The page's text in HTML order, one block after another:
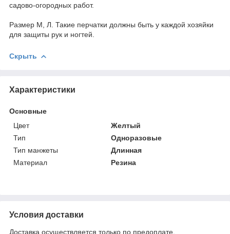
садово-огородных работ.
Размер М, Л. Такие перчатки должны быть у каждой хозяйки
для защиты рук и ногтей.
Скрыть
Характеристики
Основные
Цвет
Желтый
Тип
Одноразовые
Тип манжеты
Длинная
Материал
Резина
Условия доставки
Доставка осуществляется только по предоплате.